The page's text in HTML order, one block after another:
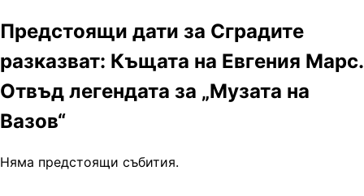
Предстоящи дати за Сградите
разказват: Къщата на Евгения Марс.
Отвъд легендата за „Музата на
Вазов“
Няма предстоящи събития.